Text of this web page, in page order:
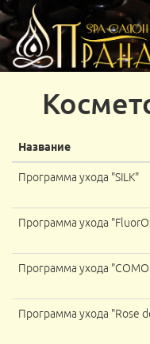
Название
Программа ухода "SILK"
Программа ухода
Программа ухода
Программа ухода "Rose